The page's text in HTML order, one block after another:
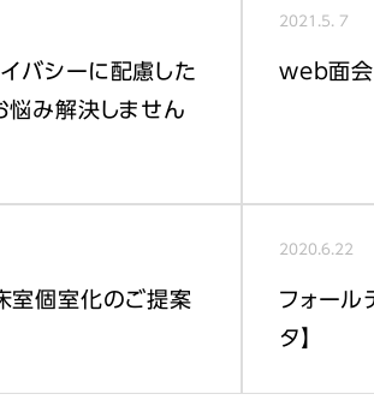
バシーに配慮した
み解決しません
2021. 5. 7
web面会
室個室化のご提案
2020. 6.22
フォール
タ】